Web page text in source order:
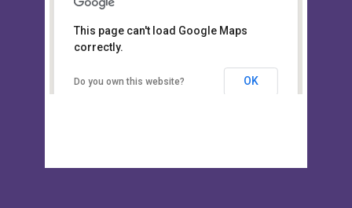
Secondary Education, Alampur,
Sylhet
This page can't load Google Maps